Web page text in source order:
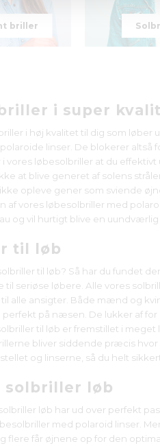
briller
i super
i høj kvalitet til dig som
linser. De blokerer altså
vores løbesolbriller at du
at blive generet af solens
opleve gener som sviende
af vores løbesolbriller med
og vil hurtigt blive en uundværlig
til løb
til løb? Så har du fundet
til seriøse løbere. Alle vores
alle ansigter. Både mænd og
på næsen. De lukker af
til løb er fremstillet i
bliver siddende præcis
og linserne, så du helt
solbriller løb
løb har ud over perfekt
med polaroid linser.
flere får øjnene op for den